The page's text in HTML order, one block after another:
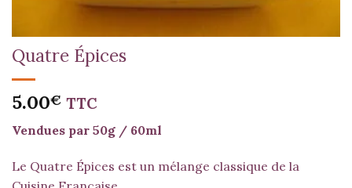
Quatre Épices
5.00€ TTC
Vendues par 50g / 60ml
Le Quatre Épices est un mélange classique de la